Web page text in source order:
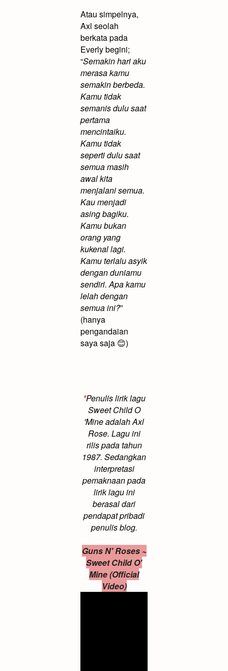
Atau simpelnya,
Axl seolah
berkata pada
Everly begini;
“Semakin hari aku
merasa kamu
semakin berbeda.
Kamu tidak
semanis dulu saat
pertama
mencintaiku.
Kamu tidak
seperti dulu saat
semua masih
awal kita
menjalani semua.
Kau menjadi
asing bagiku.
Kamu bukan
orang yang
kukenal lagi.
Kamu terlalu asyik
dengan duniamu
sendiri. Apa kamu
lelah dengan
semua ini?”
(hanya
pengandaian
saya saja 😊)
*Penulis lirik lagu
Sweet Child O
'Mine adalah Axl
Rose. Lagu ini
rilis pada tahun
1987. Sedangkan
interpretasi
pemaknaan pada
lirik lagu ini
berasal dari
pendapat pribadi
penulis blog.
Guns N' Roses ~
Sweet Child O'
Mine (Official
Video)